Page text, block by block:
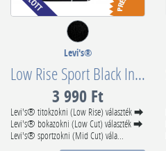
Levi's®
Low Rise Sport Black Invisible Footie Socks 2 Pack 701219508002
3 990 Ft
Levi's® titokzokni (Low Rise) választék ⮕
Levi's® bokazokni (Low Cut) választék ⮕
Levi's® sportzokni (Mid Cut) vála...